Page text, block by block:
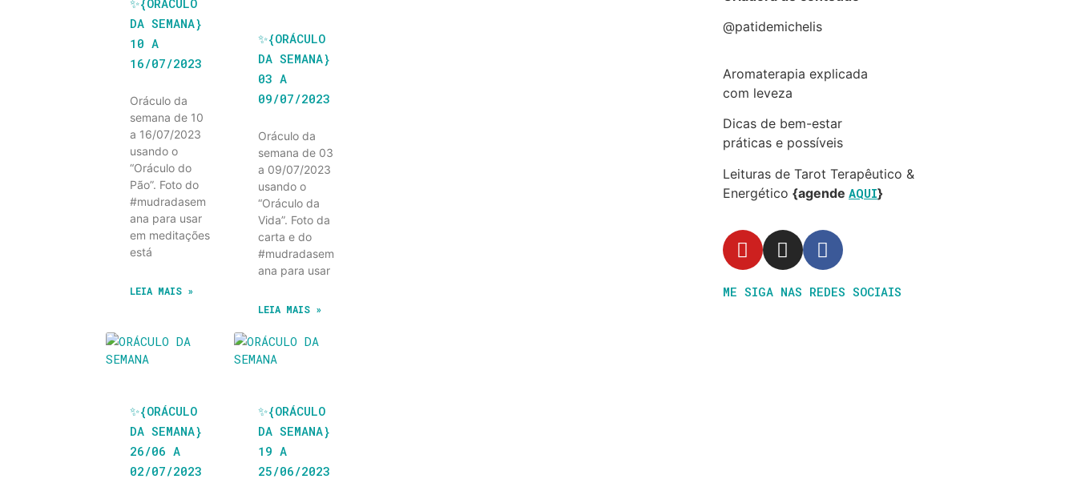
✨️{ORÁCULO
DA SEMANA}
10 A
16/07/2023
Oráculo da
semana de 10
a 16/07/2023
usando o
“Oráculo do
Pão”. Foto do
#mudradasem
ana para usar
em meditações
está
LEIA MAIS »
✨️{ORÁCULO
DA SEMANA}
03 A
09/07/2023
Oráculo da
semana de 03
a 09/07/2023
usando o
“Oráculo da
Vida”. Foto da
carta e do
#mudradasem
ana para usar
LEIA MAIS »
✨️{ORÁCULO
DA SEMANA}
26/06 A
02/07/2023
✨️{ORÁCULO
DA SEMANA}
19 A
25/06/2023
@patidemichelis
Aromaterapia explicada
com leveza
Dicas de bem-estar
práticas e possíveis
Leituras de Tarot Terapêutico &
Energético {agende AQUI}
ME SIGA NAS REDES SOCIAIS